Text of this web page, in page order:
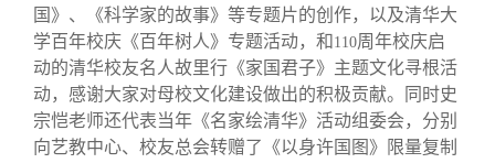
国》、《科学家的故事》等专题片的创作，以及清华大
学百年校庆《百年树人》专题活动，和 110周年校庆启
动的清华校友名人故里行《家国君子》主题文化寻根活
动，感谢大家对母校文化建设做出的积极贡献。同时史
宗恺老师还代表当年《名家绘清华》活动组委会，分别
向艺教中心、校友总会转赠了《以身许国图》限量复制